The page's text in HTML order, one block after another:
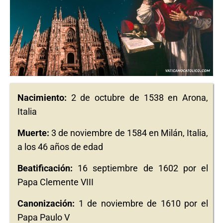
Nacimiento: 2 de octubre de 1538 en Arona,
Italia
Muerte: 3 de noviembre de 1584 en Milán, Italia,
a los 46 años de edad
Beatificación: 16 septiembre de 1602 por el
Papa Clemente VIII
Canonización: 1 de noviembre de 1610 por el
Papa Paulo V